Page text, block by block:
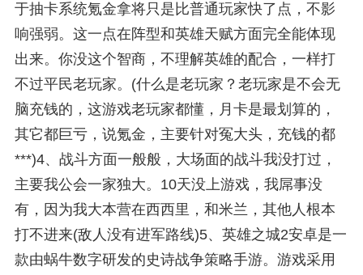
于抽卡系统氪金拿将只是比普通玩家快了点，不影
响强弱。这一点在阵型和英雄天赋方面完全能体现
出来。你没这个智商，不理解英雄的配合，一样打
不过平民老玩家。(什么是老玩家？老玩家是不会无
脑充钱的，这游戏老玩家都懂，月卡是最划算的，
其它都巨亏，说氪金，主要针对冤大头，充钱的都
***)4、战斗方面一般般，大场面的战斗我没打过，
主要我公会一家独大。10天没上游戏，我屌事没
有，因为我大本营在西西里，和米兰，其他人根本
打不进来(敌人没有进军路线)5、英雄之城2安卓是一
款由蜗牛数字研发的史诗战争策略手游。游戏采用